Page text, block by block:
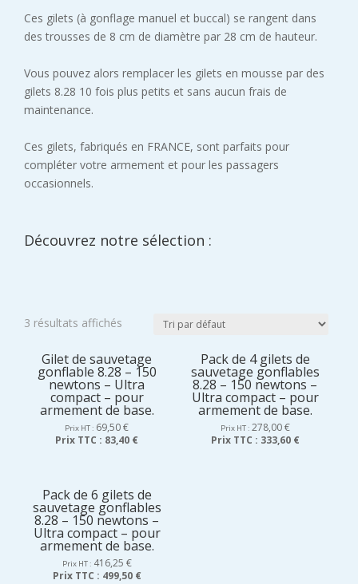
Ces gilets (à gonflage manuel et buccal) se rangent dans
des trousses de 8 cm de diamètre par 28 cm de hauteur.
Vous pouvez alors remplacer les gilets en mousse par des
gilets 8.28 10 fois plus petits et sans aucun frais de
maintenance.
Ces gilets, fabriqués en FRANCE, sont parfaits pour
compléter votre armement et pour les passagers
occasionnels.
Découvrez notre sélection :
3 résultats affichés
Gilet de sauvetage
gonflable 8.28 – 150
newtons – Ultra
compact – pour
armement de base.
Prix HT : 69,50€
Prix TTC : 83,40 €
Pack de 4 gilets de
sauvetage gonflables
8.28 – 150 newtons –
Ultra compact – pour
armement de base.
Prix HT : 278,00€
Prix TTC : 333,60 €
Pack de 6 gilets de
sauvetage gonflables
8.28 – 150 newtons –
Ultra compact – pour
armement de base.
Prix HT : 416,25 €
Prix TTC : 499,50 €